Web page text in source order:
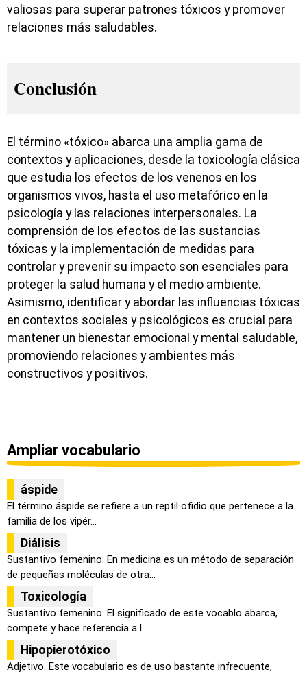
valiosas para superar patrones tóxicos y promover
relaciones más saludables.
Conclusión
El término «tóxico» abarca una amplia gama de
contextos y aplicaciones, desde la toxicología clásica
que estudia los efectos de los venenos en los
organismos vivos, hasta el uso metafórico en la
psicología y las relaciones interpersonales. La
comprensión de los efectos de las sustancias
tóxicas y la implementación de medidas para
controlar y prevenir su impacto son esenciales para
proteger la salud humana y el medio ambiente.
Asimismo, identificar y abordar las influencias tóxicas
en contextos sociales y psicológicos es crucial para
mantener un bienestar emocional y mental saludable,
promoviendo relaciones y ambientes más
constructivos y positivos.
Ampliar vocabulario
áspide
El término áspide se refiere a un reptil ofidio que pertenece a la
familia de los vipér...
Diálisis
Sustantivo femenino. En medicina es un método de separación
de pequeñas moléculas de otra...
Toxicología
Sustantivo femenino. El significado de este vocablo abarca,
compete y hace referencia a l...
Hipopierotóxico
Adjetivo. Este vocabulario es de uso bastante infrecuente,